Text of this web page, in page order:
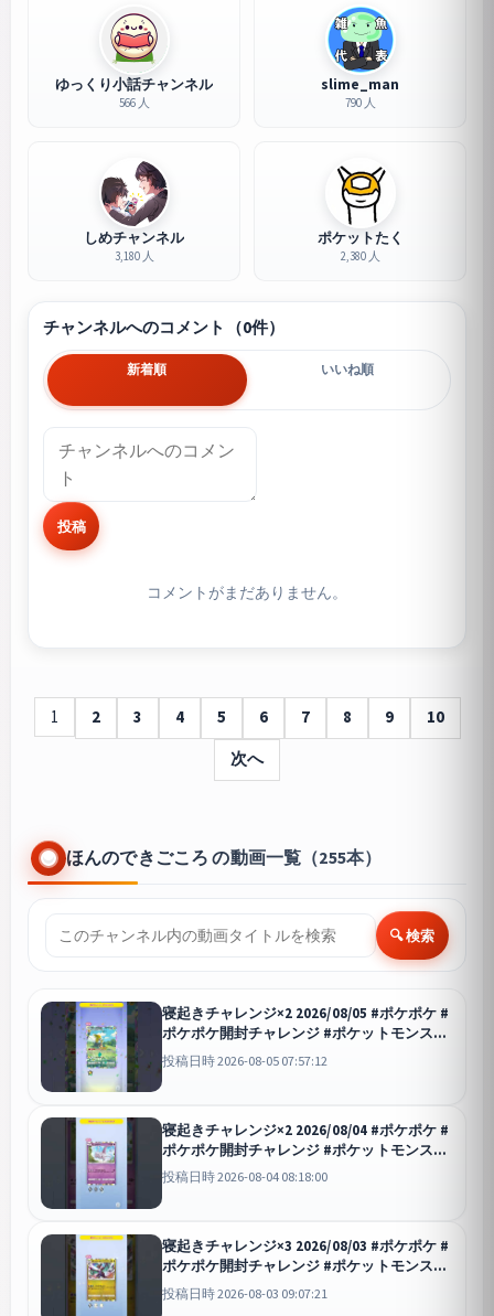
ゆっくり小話チャンネル
566 人
slime_man
790 人
しめチャンネル
3,180 人
ポケットたく
2,380 人
チャンネルへのコメント（0件）
新着順 いいね順
投稿
コメントがまだありません。
1 2 3 4 5 6 7 8 9
10
次へ
ほんのできごころ の動画一覧（255本）
🔍 検索
寝起きチャレンジ×2 2026/08/05 #ポケポケ #
ポケポケ開封チャレンジ #ポケットモンスタ
ー #ポケモン #ポケモンカード #天空の支配
者 #寝起きチャレンジ
投稿日時 2026-08-05 07:57:12
寝起きチャレンジ×2 2026/08/04 #ポケポケ #
ポケポケ開封チャレンジ #ポケットモンスタ
ー #ポケモン #ポケモンカード #天空の支配
者 #寝起きチャレンジ
投稿日時 2026-08-04 08:18:00
寝起きチャレンジ×3 2026/08/03 #ポケポケ #
ポケポケ開封チャレンジ #ポケットモンスタ
ー #ポケモン #ポケモンカード #天空の支配
者 #寝起きチャレンジ
投稿日時 2026-08-03 09:07:21